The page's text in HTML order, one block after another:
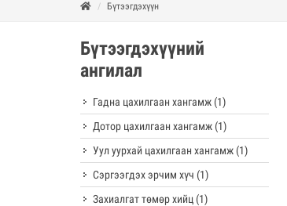
Бүтээгдэхүүн
Бүтээгдэхүүний
ангилал
Гадна цахилгаан хангамж (1)
Дотор цахилгаан хангамж (1)
Уул уурхай цахилгаан хангамж (1)
Сэргээгдэх эрчим хүч (1)
Захиалгат төмөр хийц (1)